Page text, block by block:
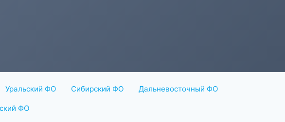
Уральский ФО Сибирский ФО Дальневосточный ФО
ФО